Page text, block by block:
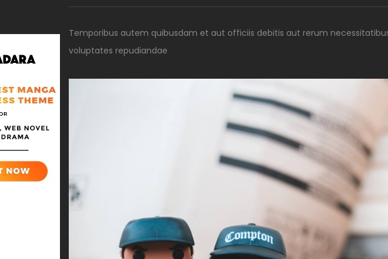
Temporibus autem quibusdam et aut officiis debitis aut rerum
voluptates repudiandae